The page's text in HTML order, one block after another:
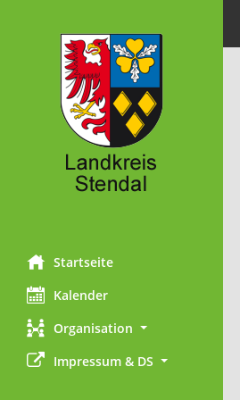
Startseite
Kalender
Organisation
Impressum & DS